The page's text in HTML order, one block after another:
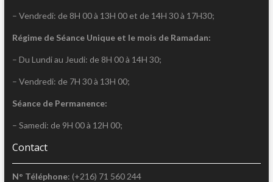
– Vendredi: de 8H 00 à 13H 00 et de 14H 30 à 17H30;
Régime de Séance Unique et le mois de Ramadan:
– Du Lundi au Jeudi: de 8H 00 à 14H 30;
– Vendredi: de 7H 30 à 13H 00;
Séance de Permanence:
– Samedi: de 9H 00 à 12H 00;
Contact
N° Téléphone: (+216) 71 560 244